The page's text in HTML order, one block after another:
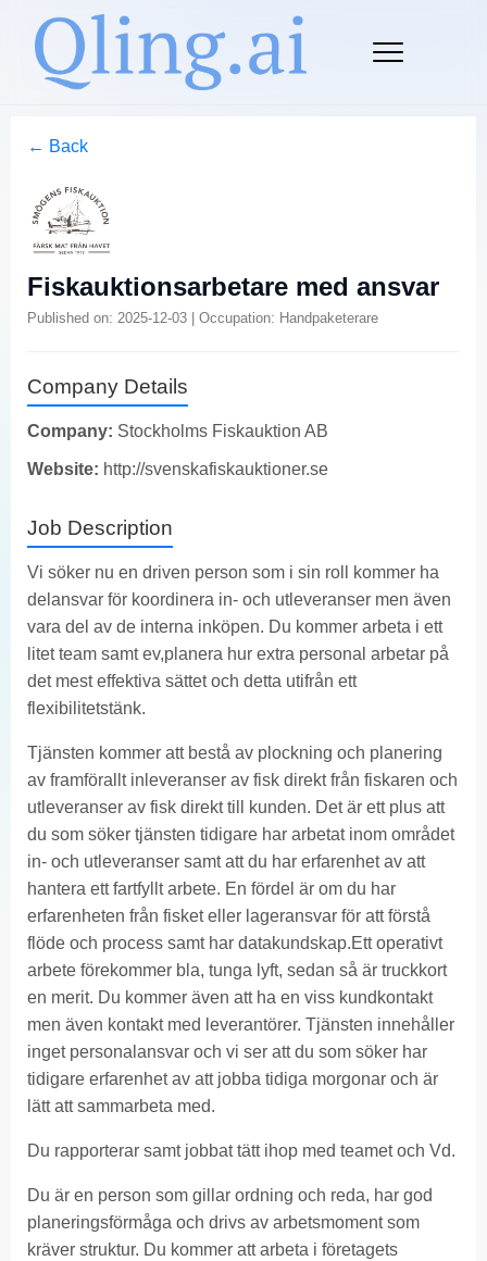
← Back
Fiskauktionsarbetare med ansvar
Published on: 2025-12-03 | Occupation: Handpaketerare
Company Details
Company: Stockholms Fiskauktion AB
Website: http://svenskafiskauktioner.se
Job Description
Vi söker nu en driven person som i sin roll kommer ha
delansvar för koordinera in- och utleveranser men även
vara del av de interna inköpen. Du kommer arbeta i ett
litet team samt ev,planera hur extra personal arbetar på
det mest effektiva sättet och detta utifrån ett
flexibilitetstänk.
Tjänsten kommer att bestå av plockning och planering
av framförallt inleveranser av fisk direkt från fiskaren och
utleveranser av fisk direkt till kunden. Det är ett plus att
du som söker tjänsten tidigare har arbetat inom området
in- och utleveranser samt att du har erfarenhet av att
hantera ett fartfyllt arbete. En fördel är om du har
erfarenheten från fisket eller lageransvar för att förstå
flöde och process samt har datakundskap.Ett operativt
arbete förekommer bla, tunga lyft, sedan så är truckkort
en merit. Du kommer även att ha en viss kundkontakt
men även kontakt med leverantörer. Tjänsten innehåller
inget personalansvar och vi ser att du som söker har
tidigare erfarenhet av att jobba tidiga morgonar och är
lätt att sammarbeta med.
Du rapporterar samt jobbat tätt ihop med teamet och Vd.
Du är en person som gillar ordning och reda, har god
planeringsförmåga och drivs av arbetsmoment som
kräver struktur. Du kommer att arbeta i företagets